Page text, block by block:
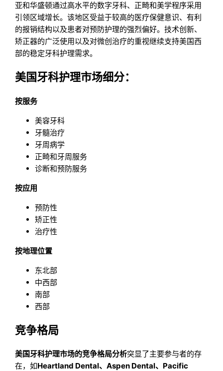
亚和华盛顿通过高水平的数字牙科、正畸和美学程序采用
引领区域增长。该地区受益于较高的医疗保健意识、有利
的报销结构以及患者对预防护理的强烈偏好。技术创新、
矫正器的广泛使用以及对微创治疗的重视继续支持美国西
部的稳定牙科护理需求。
美国牙科护理市场细分：
按服务
美容牙科
牙髓治疗
牙周病学
正畸和牙周服务
诊断和预防服务
按应用
预防性
矫正性
治疗性
按地理位置
东北部
中西部
南部
西部
竞争格局
美国牙科护理市场的竞争格局分析突显了主要参与者的存
在，如Heartland Dental、Aspen Dental、Pacific